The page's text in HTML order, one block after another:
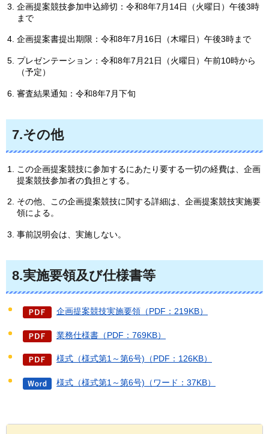
企画提案競技参加申込締切：令和8年7月14日（火曜日）午後3時
まで
企画提案書提出期限：令和8年7月16日（木曜日）午後3時まで
プレゼンテーション：令和8年7月21日（火曜日）午前10時から
（予定）
審査結果通知：令和8年7月下旬
7.その他
この企画提案競技に参加するにあたり要する一切の経費は、企画
提案競技参加者の負担とする。
その他、この企画提案競技に関する詳細は、企画提案競技実施要
領による。
事前説明会は、実施しない。
8.実施要領及び仕様書等
企画提案競技実施要領（PDF：219KB）
業務仕様書（PDF：769KB）
様式（様式第1～第6号)（PDF：126KB）
様式（様式第1～第6号)（ワード：37KB）